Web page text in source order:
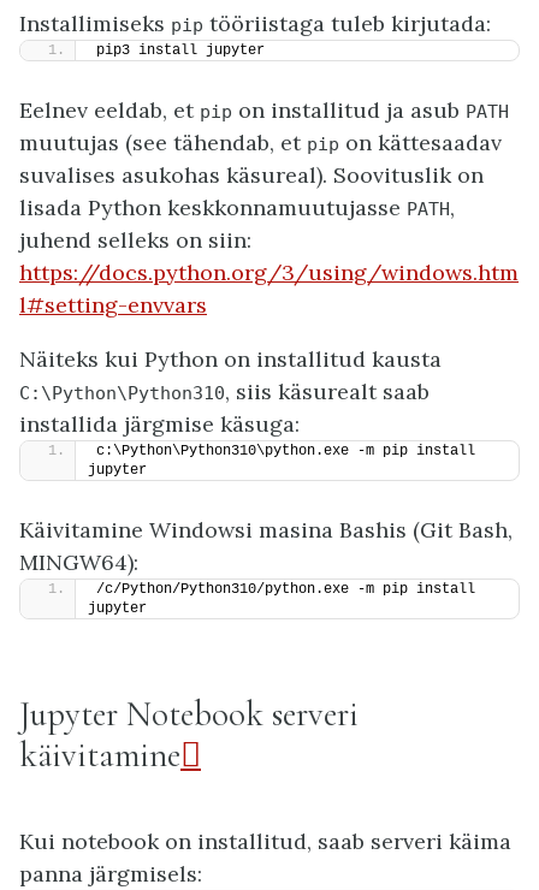
Installimiseks pip tööriistaga tuleb kirjutada:
pip3 install jupyter
Eelnev eeldab, et pip on installitud ja asub PATH
muutujas (see tähendab, et pip on kättesaadav
suvalises asukohas käsureal). Soovituslik on
lisada Python keskkonnamuutujasse PATH,
juhend selleks on siin:
https://docs.python.org/3/using/windows.htm
l#setting-envvars
Näiteks kui Python on installitud kausta
C:\Python\Python310, siis käsurealt saab
installida järgmise käsuga:
c:\Python\Python310\python.exe -m pip install
jupyter
Käivitamine Windowsi masina Bashis (Git Bash,
MINGW64):
/c/Python/Python310/python.exe -m pip install
jupyter
Jupyter Notebook serveri
käivitamine
Kui notebook on installitud, saab serveri käima
panna järgmisels: